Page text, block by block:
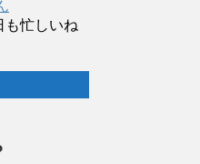
も忙しいね